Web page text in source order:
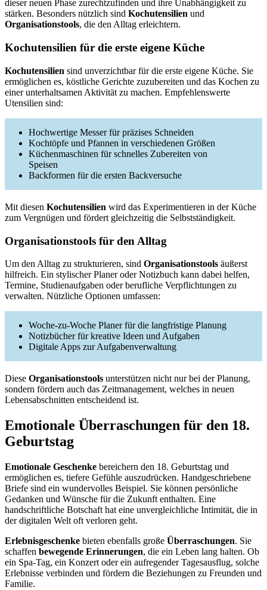
dieser neuen Phase zurechtzufinden und ihre Unabhängigkeit zu
stärken. Besonders nützlich sind Kochutensilien und
Organisationstools, die den Alltag erleichtern.
Kochutensilien für die erste eigene Küche
Kochutensilien sind unverzichtbar für die erste eigene Küche. Sie
ermöglichen es, köstliche Gerichte zuzubereiten und das Kochen zu
einer unterhaltsamen Aktivität zu machen. Empfehlenswerte
Utensilien sind:
Hochwertige Messer für präzises Schneiden
Kochtöpfe und Pfannen in verschiedenen Größen
Küchenmaschinen für schnelles Zubereiten von
Speisen
Backformen für die ersten Backversuche
Mit diesen Kochutensilien wird das Experimentieren in der Küche
zum Vergnügen und fördert gleichzeitig die Selbstständigkeit.
Organisationstools für den Alltag
Um den Alltag zu strukturieren, sind Organisationstools äußerst
hilfreich. Ein stylischer Planer oder Notizbuch kann dabei helfen,
Termine, Studienaufgaben oder berufliche Verpflichtungen zu
verwalten. Nützliche Optionen umfassen:
Woche-zu-Woche Planer für die langfristige Planung
Notizbücher für kreative Ideen und Aufgaben
Digitale Apps zur Aufgabenverwaltung
Diese Organisationstools unterstützen nicht nur bei der Planung,
sondern fördern auch das Zeitmanagement, welches in neuen
Lebensabschnitten entscheidend ist.
Emotionale Überraschungen für den 18.
Geburtstag
Emotionale Geschenke bereichern den 18. Geburtstag und
ermöglichen es, tiefere Gefühle auszudrücken. Handgeschriebene
Briefe sind ein wundervolles Beispiel. Sie können persönliche
Gedanken und Wünsche für die Zukunft enthalten. Eine
handschriftliche Botschaft hat eine unvergleichliche Intimität, die in
der digitalen Welt oft verloren geht.
Erlebnisgeschenke bieten ebenfalls große Überraschungen. Sie
schaffen bewegende Erinnerungen, die ein Leben lang halten. Ob
ein Spa-Tag, ein Konzert oder ein aufregender Tagesausflug, solche
Erlebnisse verbinden und fördern die Beziehungen zu Freunden und
Familie.